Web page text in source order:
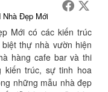
Nhà Đẹp Mới
Mới có các kiến trúc
thự nhà vườn hiện
hàng cafe bar và thi
kiến trúc, sự tinh hoa
những mẫu nhà đẹp